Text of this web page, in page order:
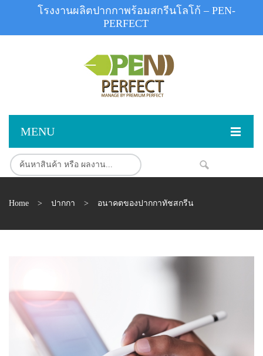
MENU
หน้าแรก
ปากกาโลหะ
ปากกา USB
ปากกาหมึกซึม NEW
ปากกาทัชสกรีน
สินค้าสต็อก
ผลงานสินค้า
เกี่ยวกับเรา
วิธีการชำระเงิน
โชว์รูม
ขอใบเสนอราคา
Home > ปากกา > อนาคตของปากกาทัชสกรีน
โรงงานผลิตปากกาพร้อมสกรีนโลโก้ – PEN-
PERFECT